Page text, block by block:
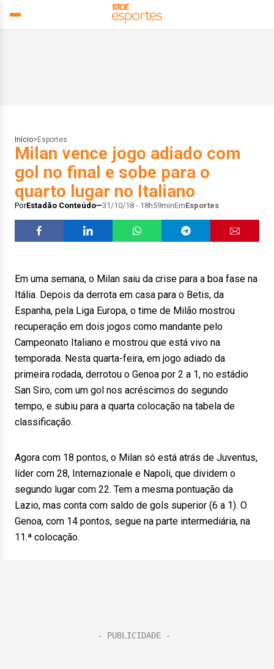
Início> Esportes
Milan vence jogo adiado com
gol no final e sobe para o
quarto lugar no Italiano
PorEstadão Conteúdo 31/10/18 - 18h59minEmEsportes
Em uma semana, o Milan saiu da crise para a boa fase na
Itália. Depois da derrota em casa para o Betis, da
Espanha, pela Liga Europa, o time de Milão mostrou
recuperação em dois jogos como mandante pelo
Campeonato Italiano e mostrou que está vivo na
temporada. Nesta quarta-feira, em jogo adiado da
primeira rodada, derrotou o Genoa por 2 a 1, no estádio
San Siro, com um gol nos acréscimos do segundo
tempo, e subiu para a quarta colocação na tabela de
classificação.
Agora com 18 pontos, o Milan só está atrás de Juventus,
líder com 28, Internazionale e Napoli, que dividem o
segundo lugar com 22. Tem a mesma pontuação da
Lazio, mas conta com saldo de gols superior (6 a 1). O
Genoa, com 14 pontos, segue na parte intermediária, na
11.ª colocação.